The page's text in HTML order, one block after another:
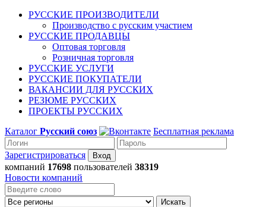
РУССКИЕ ПРОИЗВОДИТЕЛИ
Производство с русским участием
РУССКИЕ ПРОДАВЦЫ
Оптовая торговля
Розничная торговля
РУССКИЕ УСЛУГИ
РУССКИЕ ПОКУПАТЕЛИ
ВАКАНСИИ ДЛЯ РУССКИХ
РЕЗЮМЕ РУССКИХ
ПРОЕКТЫ РУССКИХ
Каталог Русский союз Бесплатная реклама
Зарегистрироваться
компаний 17698 пользователей 38319
Новости компаний
Искать